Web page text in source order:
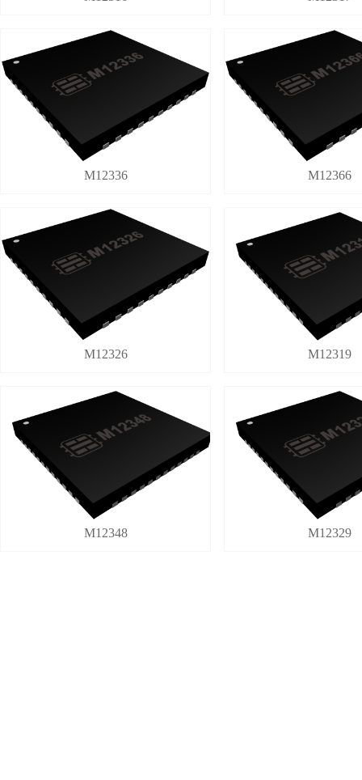
M12336 M12366
M12326 M12319
M12348 M12329